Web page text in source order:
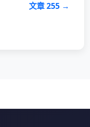
文章 255 →